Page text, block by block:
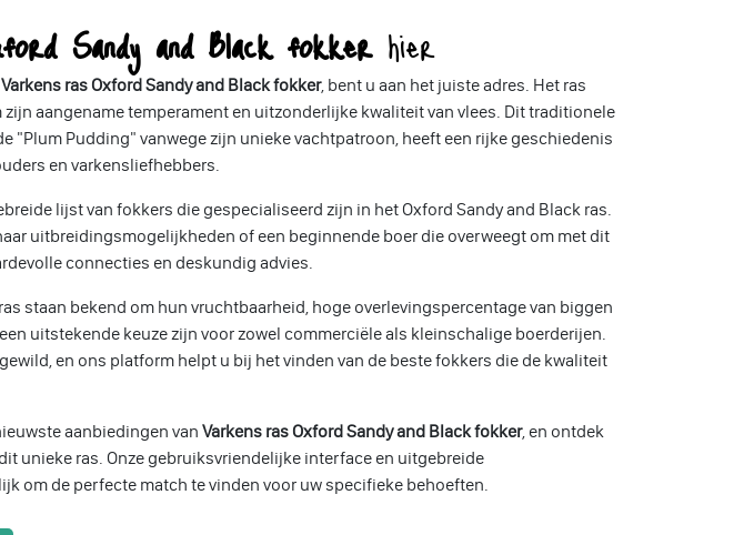
Sandy and Black fokkerhier
Varkens ras Oxford Sandy and Black fokker, bent u aan het juiste adres. Het ras
aangename temperament en uitzonderlijke kwaliteit van vlees. Dit traditionele
"Plum Pudding" vanwege zijn unieke vachtpatroon, heeft een rijke geschiedenis
en varkensliefhebbers.
lijst van fokkers die gespecialiseerd zijn in het Oxford Sandy and Black ras.
uitbreidingsmogelijkheden of een beginnende boer die overweegt om met dit
connecties en deskundig advies.
staan bekend om hun vruchtbaarheid, hoge overlevingspercentage van biggen
uitstekende keuze zijn voor zowel commerciële als kleinschalige boerderijen.
en ons platform helpt u bij het vinden van de beste fokkers die de kwaliteit
aanbiedingen van Varkens ras Oxford Sandy and Black fokker, en ontdek
unieke ras. Onze gebruiksvriendelijke interface en uitgebreide
om de perfecte match te vinden voor uw specifieke behoeften.